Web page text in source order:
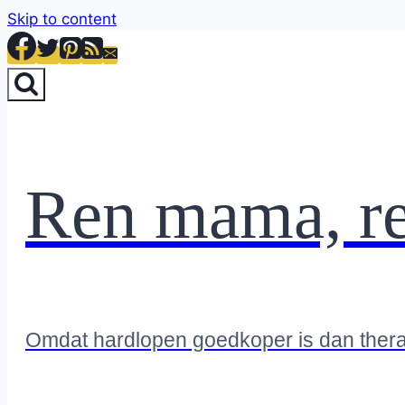
Skip to content
Ren mama,
Omdat hardlopen goedkoper is dan